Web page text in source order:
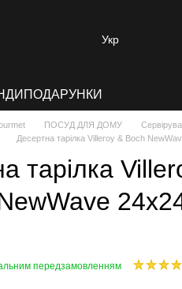
Укр
ПОДАРУНКИ
ПОСУД ДЛЯ ДОМУ
Десертна тарілка Villeroy & Boch
тарілка
передзамовленням